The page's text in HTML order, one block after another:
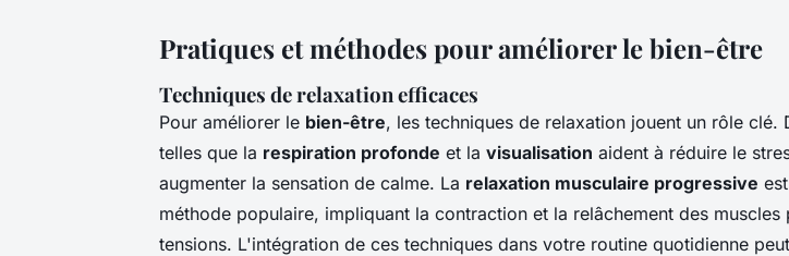
Pratiques et méthodes pour améliorer le bien-être
Techniques de relaxation efficaces
Pour améliorer le bien-être, les techniques de relaxation jouent un rôle clé.
telles que la respiration profonde et la visualisation aident à réduire le
augmenter la sensation de calme. La relaxation musculaire progressive
méthode populaire, impliquant la contraction et la relâchement des muscles
tensions. L'intégration de ces techniques dans votre routine quotidienne